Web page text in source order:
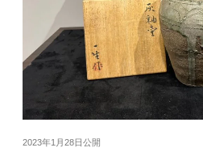
2023年1月28日公開